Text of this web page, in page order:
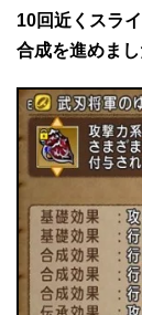
10回近くスラ
合成を進めまし